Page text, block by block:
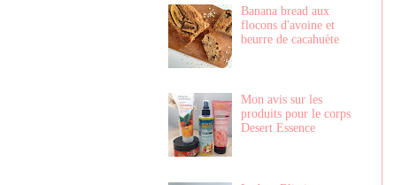
Banana bread aux
flocons d'avoine et
beurre de cacahuète
Mon avis sur les
produits pour le corps
Desert Essence